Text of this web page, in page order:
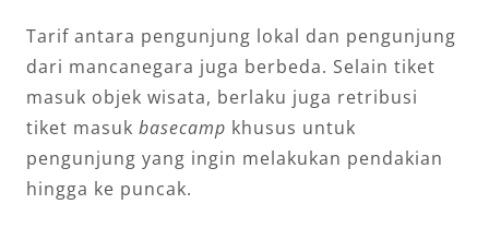
Tarif antara pengunjung lokal dan pengunjung
dari mancanegara juga berbeda. Selain tiket
masuk objek wisata, berlaku juga retribusi
tiket masuk basecamp khusus untuk
pengunjung yang ingin melakukan pendakian
hingga ke puncak.